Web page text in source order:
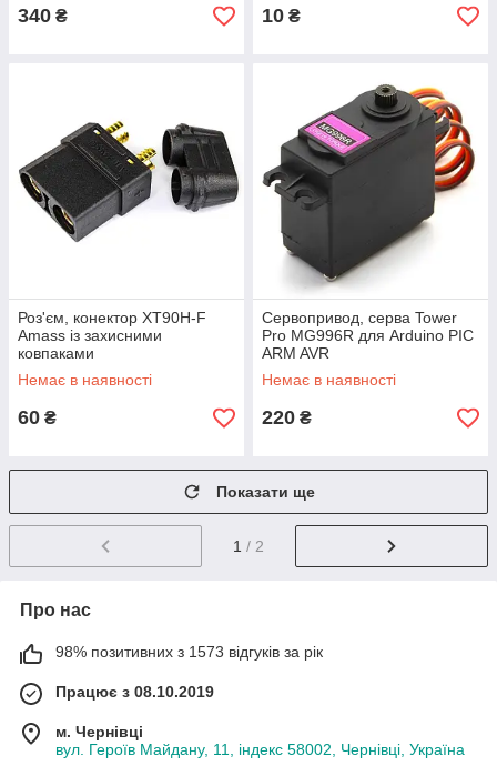
340 ₴ 10 ₴
Роз'єм, конектор XT90H-F
Amass із захисними
ковпаками
Немає в наявності
60 ₴
Сервопривод, серва Tower
Pro MG996R для Arduino PIC
ARM AVR
Немає в наявності
220 ₴
Показати ще
1 / 2
Про нас
98% позитивних з 1573 відгуків за рік
Працює з 08.10.2019
м. Чернівці
вул. Героїв Майдану, 11, індекс 58002, Чернівці, Україна